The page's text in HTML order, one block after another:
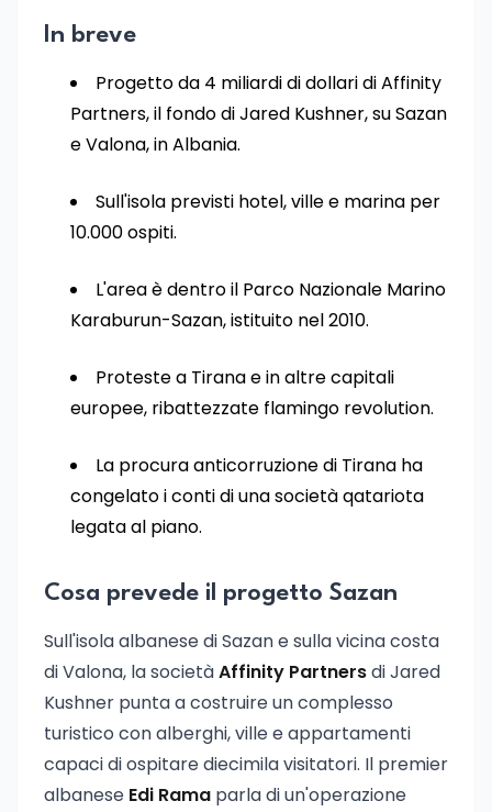
In breve
Progetto da 4 miliardi di dollari di Affinity
Partners, il fondo di Jared Kushner, su Sazan
e Valona, in Albania.
Sull'isola previsti hotel, ville e marina per
10.000 ospiti.
L'area è dentro il Parco Nazionale Marino
Karaburun-Sazan, istituito nel 2010.
Proteste a Tirana e in altre capitali
europee, ribattezzate flamingo revolution.
La procura anticorruzione di Tirana ha
congelato i conti di una società qatariota
legata al piano.
Cosa prevede il progetto Sazan
Sull'isola albanese di Sazan e sulla vicina costa
di Valona, la societàAffinity Partnersdi Jared
Kushner punta a costruire un complesso
turistico con alberghi, ville e appartamenti
capaci di ospitare diecimila visitatori. Il premier
albanese Edi Rama parla di un'operazione